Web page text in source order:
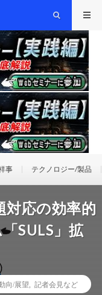
事 テクノロジー/製品
対応の効率的
SULS」拡
向/展望 記者会見など